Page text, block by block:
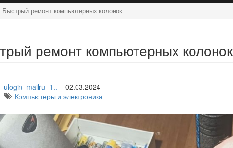
Быстрый ремонт компьютерных колонок
ремонт компьютерных колонок
ulogin_mailru_1... - 02.03.2024
Компьютеры и электроника